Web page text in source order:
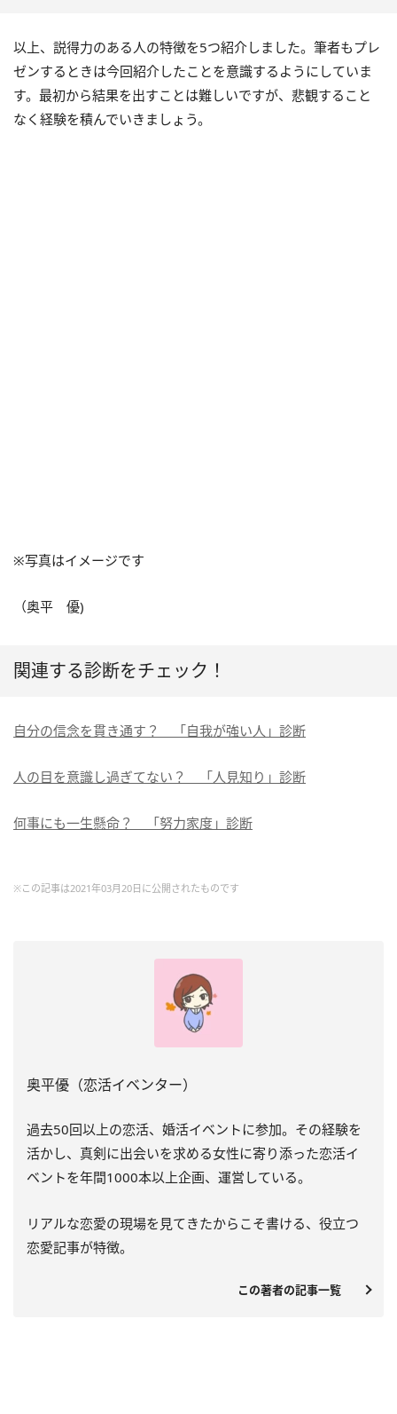
以上、説得力のある人の特徴を5つ紹介しました。筆者もプレ
ゼンするときは今回紹介したことを意識するようにしていま
す。最初から結果を出すことは難しいですが、悲観すること
なく経験を積んでいきましょう。
※写真はイメージです
（奥平 優)
関連する診断をチェック！
自分の信念を貫き通す？ 「自我が強い人」診断
人の目を意識し過ぎてない？ 「人見知り」診断
何事にも一生懸命？ 「努力家度」診断
※この記事は2021年03月20日に公開されたものです
奥平優（恋活イベンター）
過去50回以上の恋活、婚活イベントに参加。その経験を
活かし、真剣に出会いを求める女性に寄り添った恋活イ
ベントを年間1000本以上企画、運営している。
リアルな恋愛の現場を見てきたからこそ書ける、役立つ
恋愛記事が特徴。
この著者の記事一覧